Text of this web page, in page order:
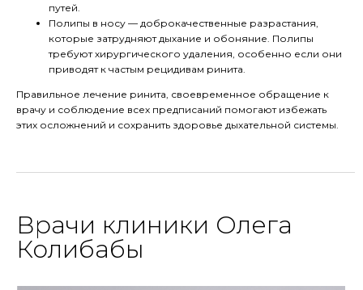
путей.
Полипы в носу — доброкачественные разрастания,
которые затрудняют дыхание и обоняние. Полипы
требуют хирургического удаления, особенно если они
приводят к частым рецидивам ринита.
Правильное лечение ринита, своевременное обращение к
врачу и соблюдение всех предписаний помогают избежать
этих осложнений и сохранить здоровье дыхательной системы.
Врачи клиники Олега
Колибабы